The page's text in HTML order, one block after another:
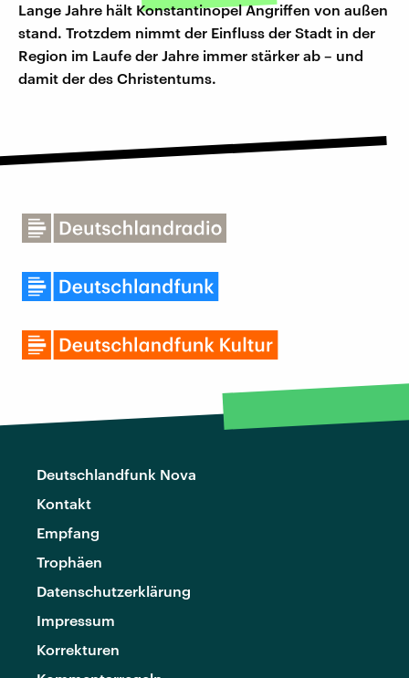
Lange Jahre hält Konstantinopel Angriffen von außen
stand. Trotzdem nimmt der Einfluss der Stadt in der
Region im Laufe der Jahre immer stärker ab – und
damit der des Christentums.
Deutschlandfunk Nova
Kontakt
Empfang
Trophäen
Datenschutzerklärung
Impressum
Korrekturen